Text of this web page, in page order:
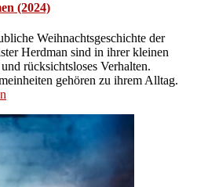
(2024)
Weihnachtsgeschichte der
Herdman sind in ihrer kleinen
rücksichtsloses Verhalten.
gehören zu ihrem Alltag.